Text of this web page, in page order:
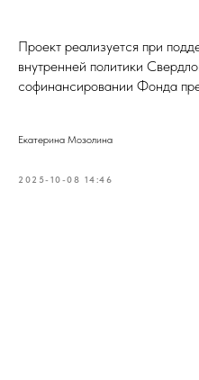
Проект реализуется при
внутренней политики
софинансировании Фонда
Екатерина Мозолина
2025-10-08 14:46